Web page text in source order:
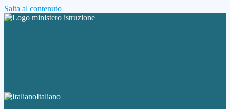
Salta al contenuto
Italiano